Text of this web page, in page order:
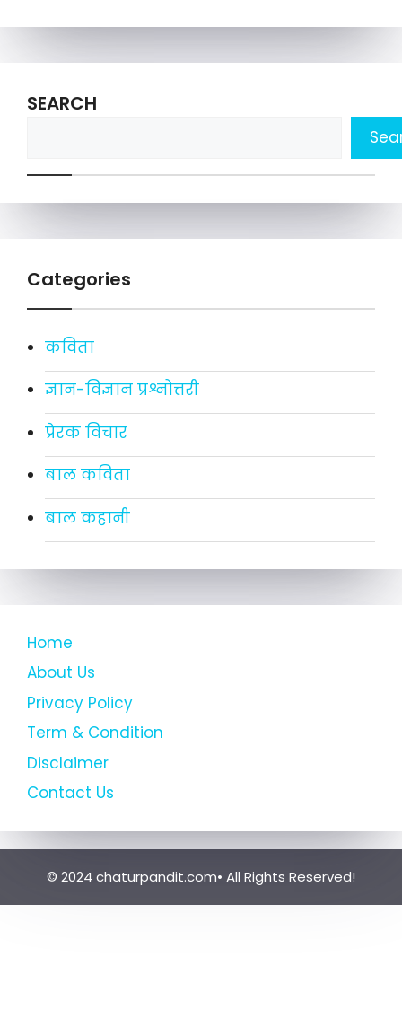
SEARCH
Categories
कविता
ज्ञान-विज्ञान प्रश्नोत्तरी
प्रेरक विचार
बाल कविता
बाल कहानी
Home
About Us
Privacy Policy
Term & Condition
Disclaimer
Contact Us
© 2024 chaturpandit.com• All Rights Reserved!